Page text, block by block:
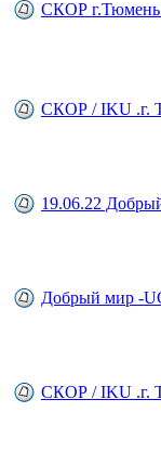
СКОР
СКОР / IKU .г.
19.06.22
Добрый мир -
СКОР / IKU .г.